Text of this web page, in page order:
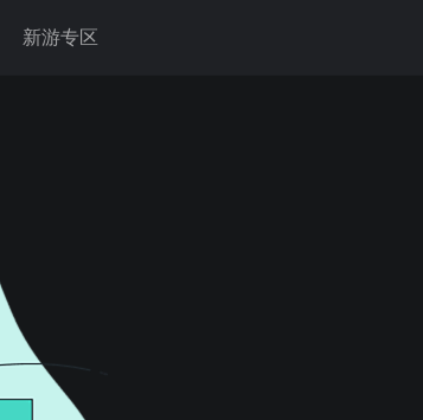
新游专区